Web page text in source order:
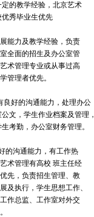
定的教学经验，北京艺术
优秀毕业生优先
能力及教学经验，负责
全面的招生及办公室管
术管理专业或从事过高
管理者优先。
良好的沟通能力，处理办公
公文，学生作业档案及管理，
生考勤，办公室财务管理。
的沟通能力，有工作热
术管理有高校 班主任经
先，负责招生管理、教
及执行，学生思想工作、
作总监、工作室对外交